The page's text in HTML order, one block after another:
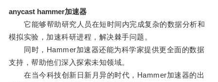
anycast hammer加速器
它能够帮助研究人员在短时间内完成复杂的数据分析和
模拟实验，加速科研进程，解决棘手问题。
同时，Hammer加速器还能为科学家提供更全面的数据
支持，帮助他们深入探索未知领域。
在当今科技创新日新月异的时代，Hammer加速器的出